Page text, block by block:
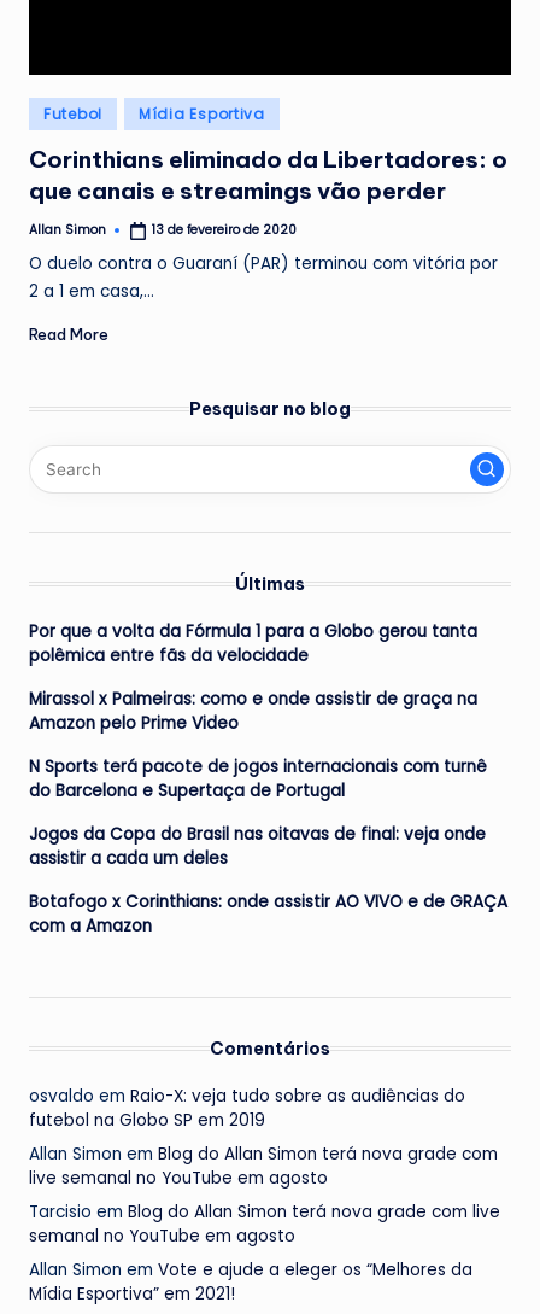
Posted
in
Futebol Mídia Esportiva
Corinthians eliminado da Libertadores: o
que canais e streamings vão perder
Posted
Allan Simon 13 de fevereiro de 2020
O duelo contra o Guaraní (PAR) terminou com vitória por
2 a 1 em casa,…
Read More
Pesquisar no blog
Últimas
Por que a volta da Fórmula 1 para a Globo gerou tanta
polêmica entre fãs da velocidade
Mirassol x Palmeiras: como e onde assistir de graça na
Amazon pelo Prime Video
N Sports terá pacote de jogos internacionais com turnê
do Barcelona e Supertaça de Portugal
Jogos da Copa do Brasil nas oitavas de final: veja onde
assistir a cada um deles
Botafogo x Corinthians: onde assistir AO VIVO e de GRAÇA
com a Amazon
Comentários
osvaldo em Raio-X: veja tudo sobre as audiências do
futebol na Globo SP em 2019
Allan Simon em Blog do Allan Simon terá nova grade com
live semanal no YouTube em agosto
Tarcisio em Blog do Allan Simon terá nova grade com live
semanal no YouTube em agosto
Allan Simon em Vote e ajude a eleger os “Melhores da
Mídia Esportiva” em 2021!